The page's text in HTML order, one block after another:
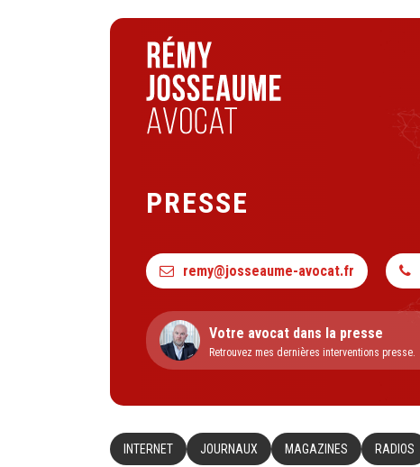
PRESSE
remy@josseaume-avocat.fr
Votre avocat dans la presse
Retrouvez mes dernières interventions presse.
INTERNET JOURNAUX MAGAZINES RADIOS